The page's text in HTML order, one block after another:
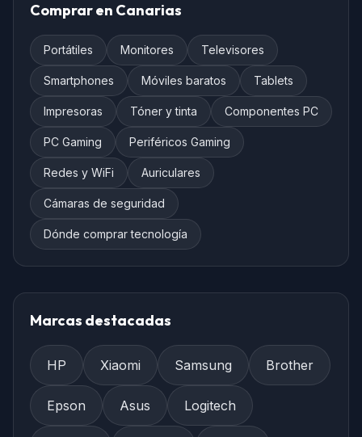
Comprar en Canarias
Portátiles Monitores Televisores
Smartphones Móviles baratos Tablets
Impresoras Tóner y tinta Componentes PC
PC Gaming Periféricos Gaming
Redes y WiFi Auriculares
Cámaras de seguridad
Dónde comprar tecnología
Marcas destacadas
HP Xiaomi Samsung Brother
Epson Asus Logitech